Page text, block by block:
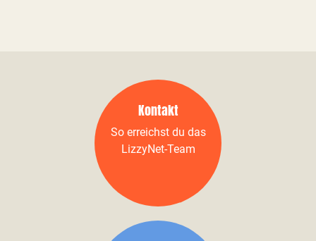
Kontakt
So erreichst du das
LizzyNet-Team